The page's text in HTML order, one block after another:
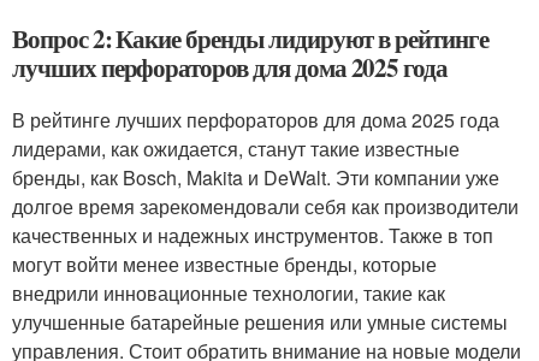
Вопрос 2: Какие бренды лидируют в рейтинге
лучших перфораторов для дома 2025 года
В рейтинге лучших перфораторов для дома 2025 года
лидерами, как ожидается, станут такие известные
бренды, как Bosch, Makita и DeWalt. Эти компании уже
долгое время зарекомендовали себя как производители
качественных и надежных инструментов. Также в топ
могут войти менее известные бренды, которые
внедрили инновационные технологии, такие как
улучшенные батарейные решения или умные системы
управления. Стоит обратить внимание на новые модели